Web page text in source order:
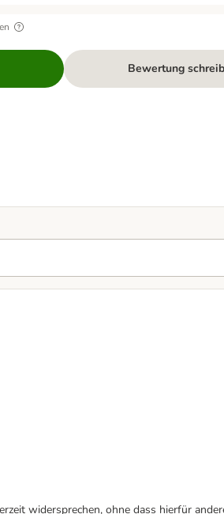
Bewertung
widersprechen, ohne dass hierfür